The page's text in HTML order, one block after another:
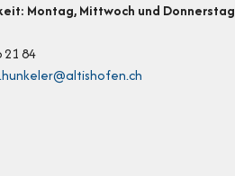
Montag, Mittwoch und Donnerstag
21 84